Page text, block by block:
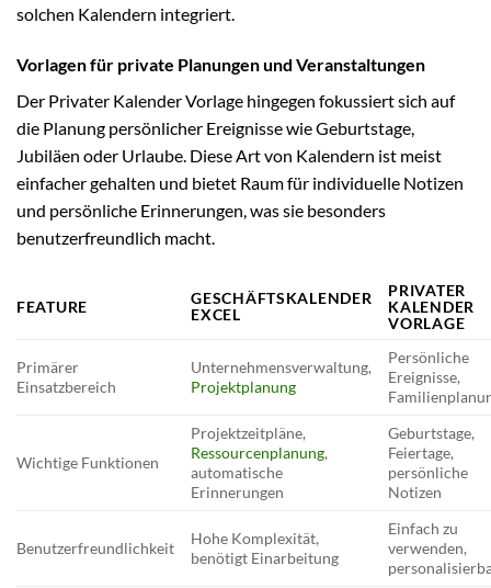
solchen Kalendern integriert.
Vorlagen für private Planungen und Veranstaltungen
Der Privater Kalender Vorlage hingegen fokussiert sich auf
die Planung persönlicher Ereignisse wie Geburtstage,
Jubiläen oder Urlaube. Diese Art von Kalendern ist meist
einfacher gehalten und bietet Raum für individuelle Notizen
und persönliche Erinnerungen, was sie besonders
benutzerfreundlich macht.
FEATURE
GESCHÄFTSKALENDER
EXCEL
PRIVATER
KALENDER
VORLAGE
Primärer
Einsatzbereich
Unternehmensverwaltung,
Projektplanung
Persönliche
Ereignisse,
Wichtige Funktionen
Projektzeitpläne,
Ressourcenplanung,
automatische
Erinnerungen
Geburtstage,
Feiertage,
persönliche
Notizen
Benutzerfreundlichkeit
Hohe Komplexität,
benötigt Einarbeitung
Einfach zu
verwenden,